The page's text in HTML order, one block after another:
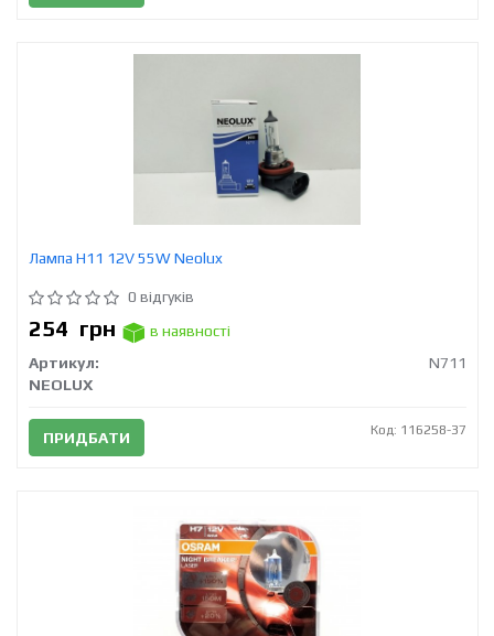
Лампа H11 12V 55W Neolux
0 відгуків
254 грн
в наявності
Артикул:
N711
NEOLUX
ПРИДБАТИ Код: 116258-37